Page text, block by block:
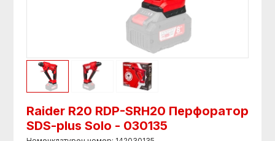
Raider R20 RDP-SRH20 Перфоратор
SDS-plus Solo - 030135